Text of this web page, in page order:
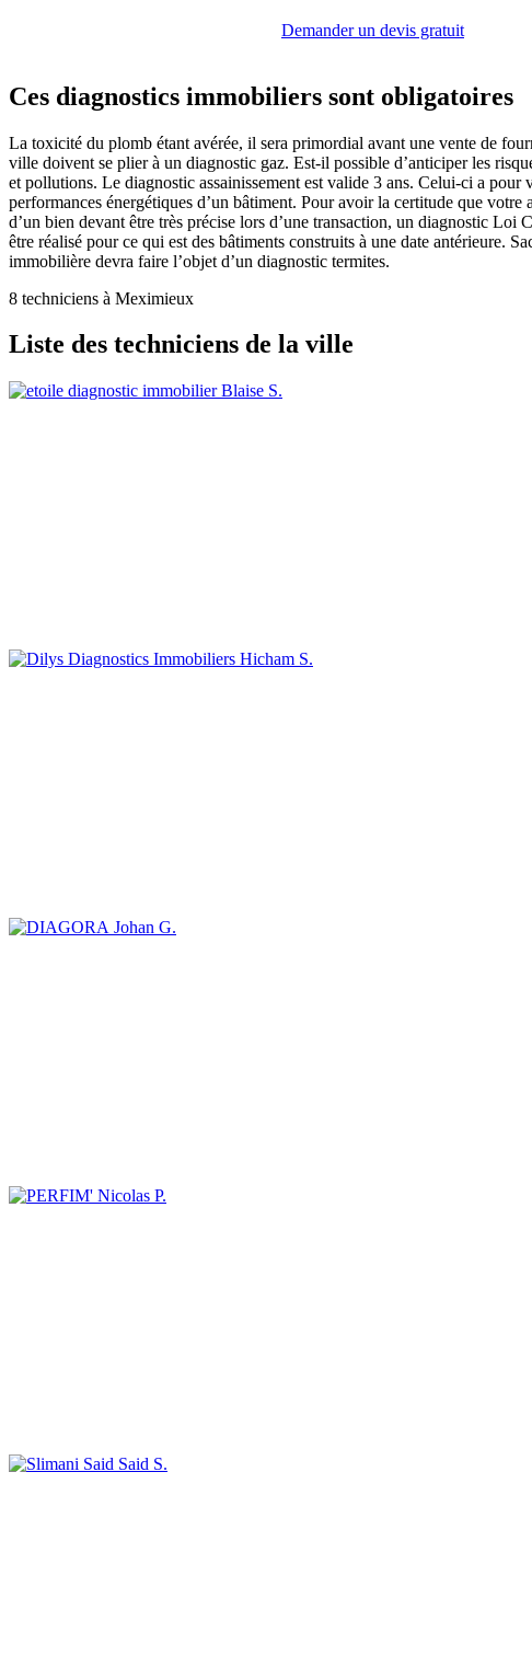
Demander un devis gratuit
Ces diagnostics immobiliers sont obligatoires
La toxicité du plomb étant avérée, il sera primordial avant une vente de
ville doivent se plier à un diagnostic gaz. Est-il possible d’anticiper les
et pollutions. Le diagnostic assainissement est valide 3 ans. Celui-ci a pour
performances énergétiques d’un bâtiment. Pour avoir la certitude que
d’un bien devant être très précise lors d’une transaction, un diagnostic
être réalisé pour ce qui est des bâtiments construits à une date antérieure.
immobilière devra faire l’objet d’un diagnostic termites.
8 techniciens à Meximieux
Liste des techniciens de la ville
Blaise S.
Hicham S.
Johan G.
Nicolas P.
Said S.